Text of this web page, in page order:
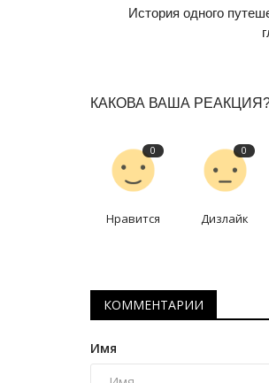
История одного
КАКОВА ВАША
0
Нравится
0
Дизлайк
КОММЕНТАРИИ
Имя